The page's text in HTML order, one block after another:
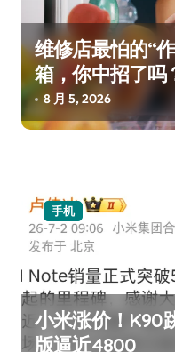
维修店最怕的“
箱，你中招了吗
8 月 5, 2026
手机
小米涨价！K90
版逼近4800